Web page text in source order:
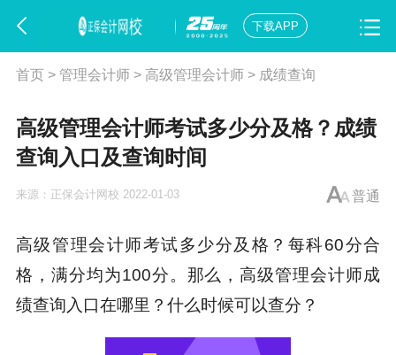
下载APP
首页> 管理会计师> 高级管理会计师> 成绩查询
高级管理会计师考试多少分及格？成绩
查询入口及查询时间
普通
来源： 正保会计网校 2022-01-03
高级管理会计师考试多少分及格？每科60分合
格，满分均为100分。那么，高级管理会计师成
绩查询入口在哪里？什么时候可以查分？